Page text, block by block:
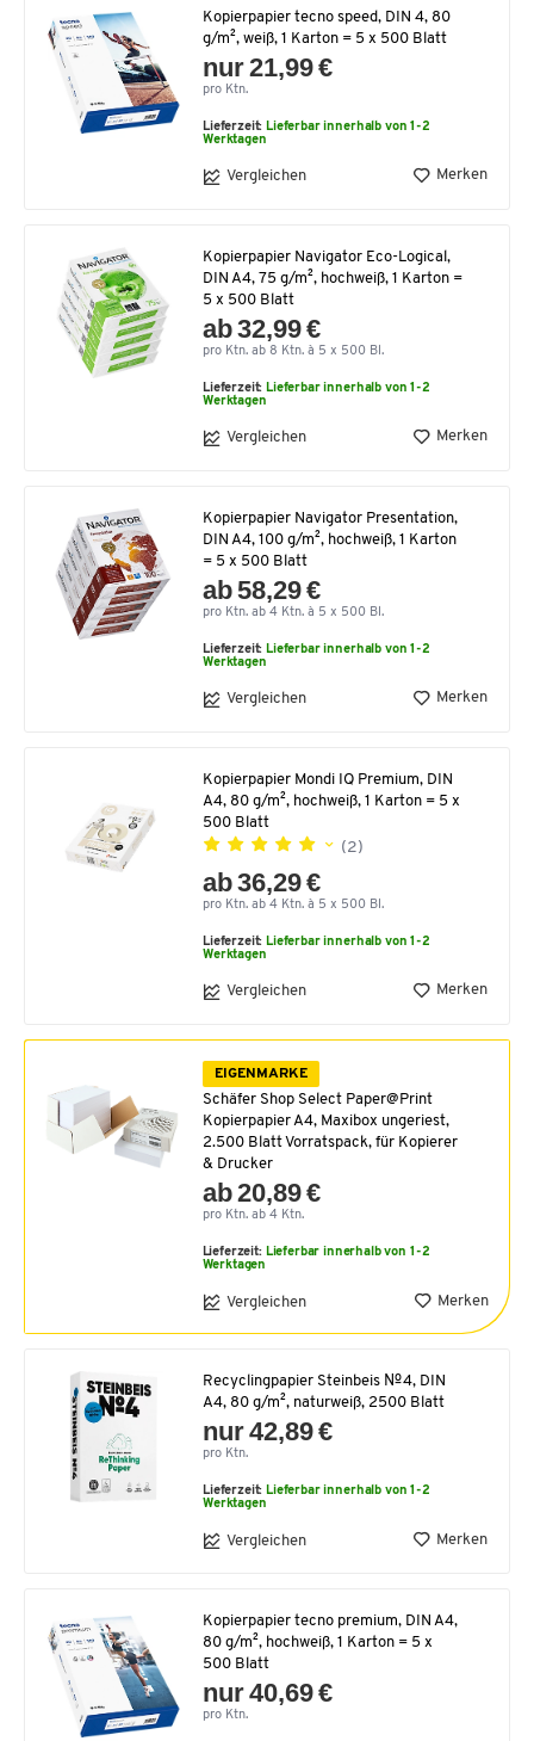
Kopierpapier tecno speed, DIN 4, 80
g/m², weiß, 1 Karton = 5 x 500 Blatt
nur 21,99 €
pro Ktn.
Lieferzeit: Lieferbar innerhalb von 1-2
Werktagen
Vergleichen Merken
Kopierpapier Navigator Eco-Logical,
DIN A4, 75 g/m², hochweiß, 1 Karton =
5 x 500 Blatt
ab 32,99 €
pro Ktn. ab 8 Ktn. à 5 x 500 Bl.
Lieferzeit: Lieferbar innerhalb von 1-2
Werktagen
Vergleichen Merken
Kopierpapier Navigator Presentation,
DIN A4, 100 g/m², hochweiß, 1 Karton
= 5 x 500 Blatt
ab 58,29 €
pro Ktn. ab 4 Ktn. à 5 x 500 Bl.
Lieferzeit: Lieferbar innerhalb von 1-2
Werktagen
Vergleichen Merken
Kopierpapier Mondi IQ Premium, DIN
A4, 80 g/m², hochweiß, 1 Karton = 5 x
500 Blatt
(2)
ab 36,29 €
pro Ktn. ab 4 Ktn. à 5 x 500 Bl.
Lieferzeit: Lieferbar innerhalb von 1-2
Werktagen
Vergleichen Merken
EIGENMARKE
Schäfer Shop Select Paper@Print
Kopierpapier A4, Maxibox ungeriest,
2.500 Blatt Vorratspack, für Kopierer
& Drucker
ab 20,89 €
pro Ktn. ab 4 Ktn.
Lieferzeit: Lieferbar innerhalb von 1-2
Werktagen
Vergleichen Merken
Recyclingpapier Steinbeis №4, DIN
A4, 80 g/m², naturweiß, 2500 Blatt
nur 42,89 €
pro Ktn.
Lieferzeit:Lieferbar innerhalb von 1-2
Werktagen
Vergleichen Merken
Kopierpapier tecno premium, DIN A4,
80 g/m², hochweiß, 1 Karton = 5 x
500 Blatt
nur 40,69 €
pro Ktn.